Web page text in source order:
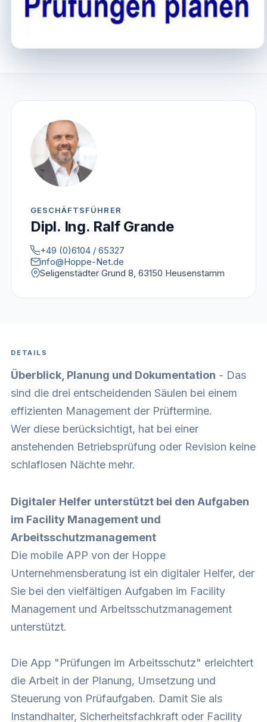
GESCHÄFTSFÜHRER
Dipl. Ing. Ralf Grande
+49 (0)6104 / 65327
info@Hoppe-Net.de
Seligenstädter Grund 8, 63150 Heusenstamm
DETAILS
Überblick, Planung und Dokumentation - Das
sind die drei entscheidenden Säulen bei einem
effizienten Management der Prüftermine.
Wer diese berücksichtigt, hat bei einer
anstehenden Betriebsprüfung oder Revision keine
schlaflosen Nächte mehr.
Digitaler Helfer unterstützt bei den Aufgaben
im Facility Management und
Arbeitsschutzmanagement
Die mobile APP von der Hoppe
Unternehmensberatung ist ein digitaler Helfer, der
Sie bei den vielfältigen Aufgaben im Facility
Management und Arbeitsschutzmanagement
unterstützt.
Die App "Prüfungen im Arbeitsschutz" erleichtert
die Arbeit in der Planung, Umsetzung und
Steuerung von Prüfaufgaben. Damit Sie als
Instandhalter, Sicherheitsfachkraft oder Facility